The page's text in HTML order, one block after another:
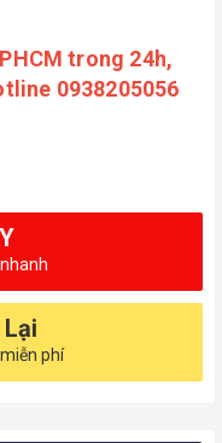
trong 24h,
0938205056
phí